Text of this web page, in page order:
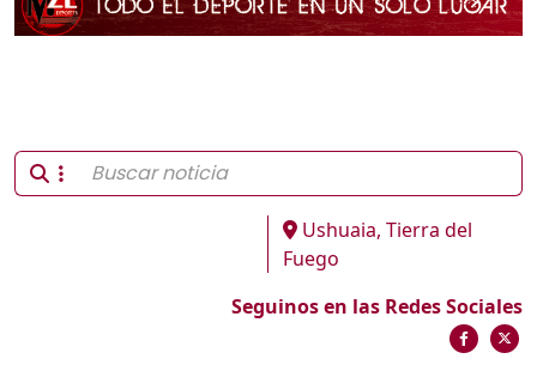
Ushuaia, Tierra del
Fuego
Seguinos en las Redes Sociales